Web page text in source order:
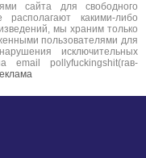
сайта для свободного
какими-либо
мы храним только
пользователями для
исключительных
email pollyfuckingshit(гав-